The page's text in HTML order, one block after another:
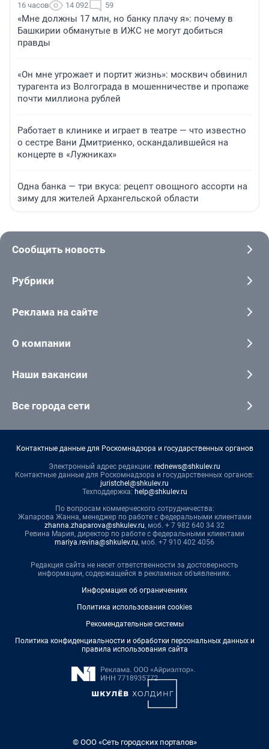
16 часов 14 092 59
«Мне должны 17 млн, но банку плачу я»: почему в
Башкирии обманутые в ИЖС не могут добиться
правды
«Он мне угрожает и портит жизнь»: москвич обвинил
турагента из Волгограда в мошенничестве и пропаже
почти миллиона рублей
Работает в клинике и играет в театре — что известно
о сестре Вани Дмитриенко, оскандалившейся на
концерте в «Лужниках»
Одна банка — три вкуса: рецепт овощного ассорти на
зиму для жителей Архангельской области
Сообщить новость
Рубрики
Реклама на сайте
О компании
Наши вакансии
Все города сети
Контактные данные для Роскомнадзора и государственных органов
Электронный адрес редакции: rednews@shkulev.ru
Контактные данные для Роскомнадзора и государственных органов:
juristchel@shkulev.ru
Техподдержка: help@shkulev.ru
По вопросам коммерческого сотрудничества:
Жапарова Жанна, менеджер по работе с федеральными клиентами
zhanna.zhaparova@shkulev.ru, моб. + 7 982 640 34 32
Ревина Мария, директор по работе с федеральными клиентами
mariya.revina@shkulev.ru, моб. +7 910 402 4056
Редакция сайта не несет ответственности за достоверность
информации, содержащейся в рекламных объявлениях.
Информация об ограничениях
Политика использования cookies
Рекомендательные системы
Политика конфиденциальности и обработки персональных данных и
правила использования сайта
© ООО «Сеть городских порталов»